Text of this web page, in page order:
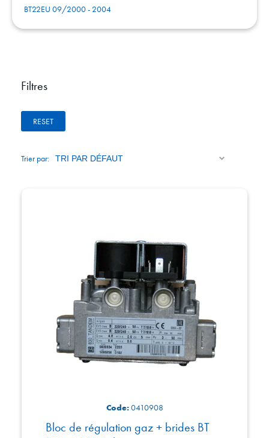
BT22EU 09/2000 - 2004
Filtres
RESET
Trier par:
Code:0410908
Bloc de régulation gaz + brides BT